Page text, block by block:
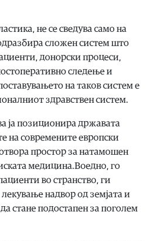
не се сведува само на
сложен систем што
донорски процеси,
следење и
на таков систем е
здравствен систем.
ја позиционира државата
на современите европски
простор за натамошен
медицина.Воедно, го
во странство, ги
надвор од земјата и
стане подостапен за поголем